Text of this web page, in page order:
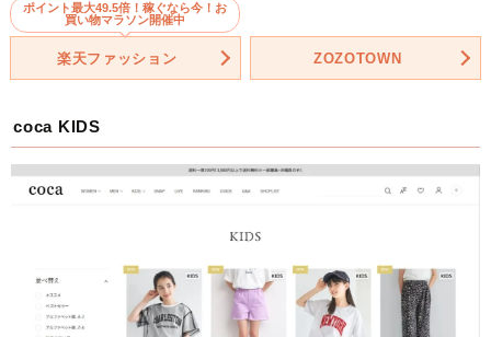
ポイント最大49.5倍！稼ぐなら今！お
買い物マラソン開催中
楽天ファッション ZOZOTOWN
coca KIDS